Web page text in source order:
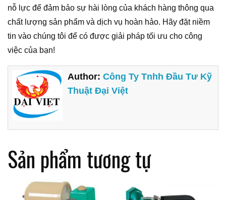
nỗ lực để đảm bảo sự hài lòng của khách hàng thông qua
chất lượng sản phẩm và dịch vụ hoàn hảo. Hãy đặt niềm
tin vào chúng tôi để có được giải pháp tối ưu cho công
việc của bạn!
Author:Công Ty Tnhh Đầu Tư Kỹ
Thuật Đại Việt
Sản phẩm tương tự